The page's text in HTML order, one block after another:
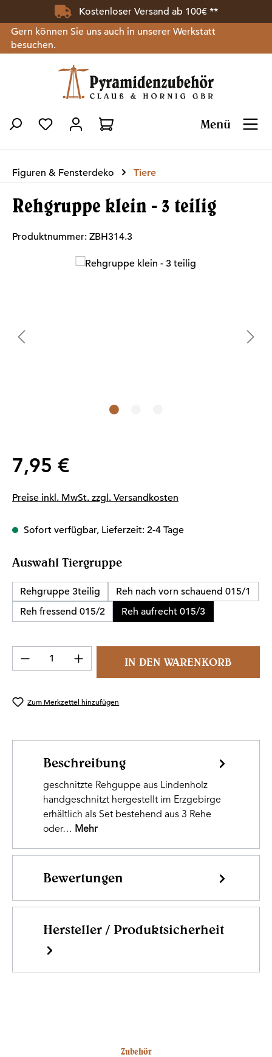
Zum Hauptinhalt springenKostenloser Versand ab 100€ **
Gern können Sie uns auch in unserer Werkstatt
besuchen.
Menü
Du hast 0 Produkte auf dem Merkzettel
Figuren & Fensterdeko Tiere
Rehgruppe klein - 3 teilig
Produktnummer: ZBH314.3
Bildergalerie überspringen
Regulärer Preis:
7,95 €
Preise inkl. MwSt. zzgl. Versandkosten
Sofort verfügbar, Lieferzeit: 2-4 Tage
Auswahl Tiergruppeauswählen
Rehgruppe 3teilig
Reh nach vorn schauend 015/1
Reh fressend 015/2
Reh aufrecht 015/3
Produkt Anzahl: Gib den gewünschten
IN DEN WARENKORB
Zum Merkzettel hinzufügen
Beschreibung
geschnitzte Rehguppe aus Lindenholz
handgeschnitzt hergestellt im Erzgebirge
erhältlich als Set bestehend aus 3 Rehe
oder… Mehr
Bewertungen
Hersteller / Produktsicherheit
Produktgalerie überspringen
Zubehör